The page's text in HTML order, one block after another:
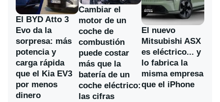
El BYD Atto 3
Evo da la
sorpresa: más
potencia y
carga rápida
que el Kia EV3
por menos
dinero
Cambiar el
motor de un
coche de
combustión
puede costar
más que la
batería de un
coche eléctrico:
las cifras
El nuevo
Mitsubishi ASX
es eléctrico... y
lo fabrica la
misma empresa
que el iPhone